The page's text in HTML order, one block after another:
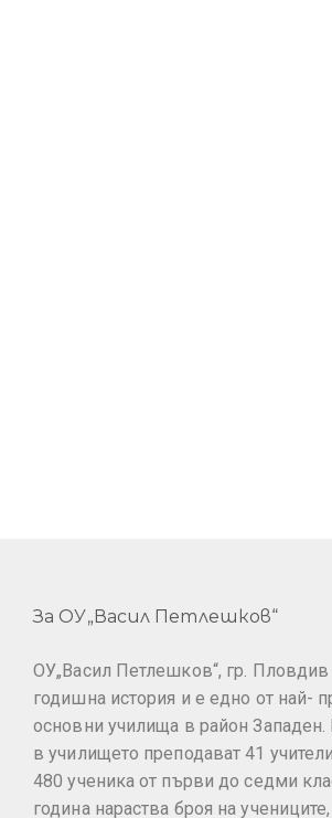
За ОУ„Васил Петлешков“
ОУ„Васил Петлешков“, гр. Пловдив
годишна история и е едно от най-
основни училища в район
в училището преподават 41
480 ученика от първи до седми
година нараства броя на